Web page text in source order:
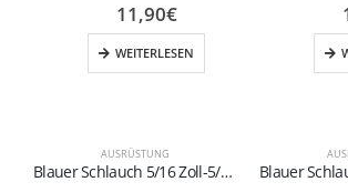
AUSRÜSTUNG
Blauer Schlauch 5/16 Zoll-5/16 Zoll
11,90€
WEITERLESEN